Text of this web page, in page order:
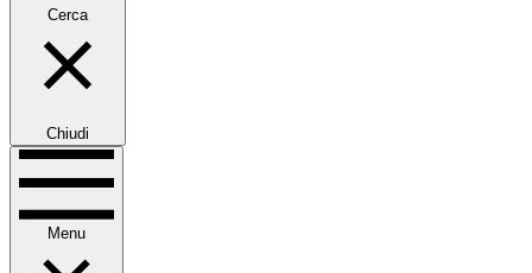
Cerca
Chiudi
Menu